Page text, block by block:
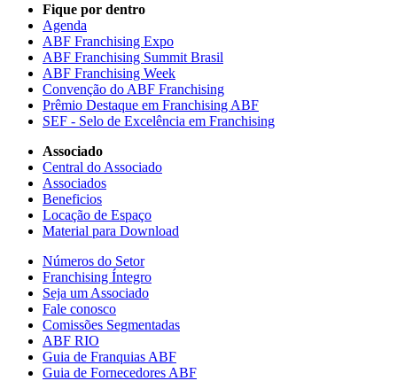
Fique por dentro
Agenda
ABF Franchising Expo
ABF Franchising Summit Brasil
ABF Franchising Week
Convenção do ABF Franchising
Prêmio Destaque em Franchising ABF
SEF - Selo de Excelência em Franchising
Associado
Central do Associado
Associados
Beneficios
Locação de Espaço
Material para Download
Números do Setor
Franchising Íntegro
Seja um Associado
Fale conosco
Comissões Segmentadas
ABF RIO
Guia de Franquias ABF
Guia de Fornecedores ABF